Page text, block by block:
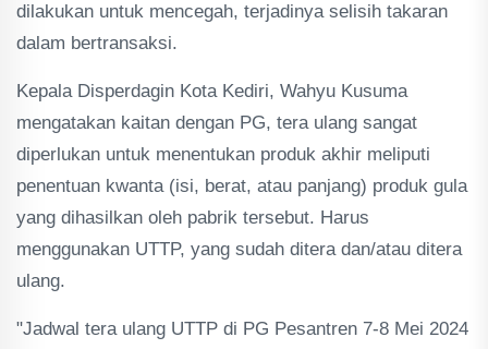
dilakukan untuk mencegah, terjadinya selisih takaran
dalam bertransaksi.
Kepala Disperdagin Kota Kediri, Wahyu Kusuma
mengatakan kaitan dengan PG, tera ulang sangat
diperlukan untuk menentukan produk akhir meliputi
penentuan kwanta (isi, berat, atau panjang) produk gula
yang dihasilkan oleh pabrik tersebut. Harus
menggunakan UTTP, yang sudah ditera dan/atau ditera
ulang.
"Jadwal tera ulang UTTP di PG Pesantren 7-8 Mei 2024